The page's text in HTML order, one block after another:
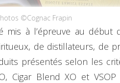
©Cognac Frapin
à l’épreuve au début
de distillateurs, de
présentés selon les
Cigar Blend XO et